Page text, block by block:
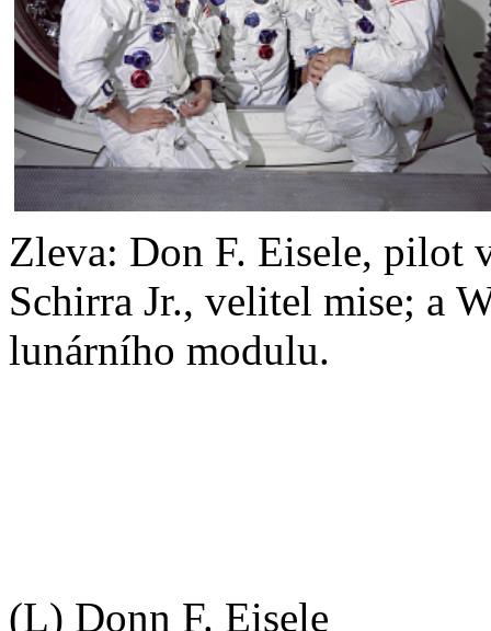
Zleva: Don F. Eisele, pilot
Schirra Jr., velitel mise; a
lunárního modulu.
(L) Donn F. Eisele